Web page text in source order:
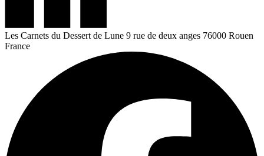
Les Carnets du Dessert de Lune 9 rue de deux anges 76000 Rouen
France